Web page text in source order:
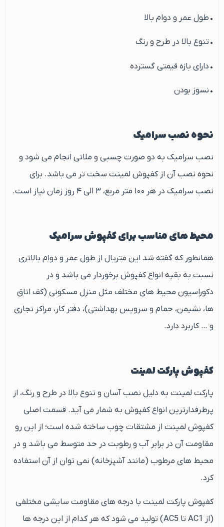
• طول عمر و دوام بالا
• تنوع بالا در طرح و رنگ
• دارای بازه قیمتی گسترده
• نسوز بودن
نحوه نصب سرامیک
نصب سرامیک به دو صورت چسبی و ملاتی انجام می شود و
نحوه نصب آن از کفپوش لمینت سخت تر می باشد. برای
نصب سرامیک در هر ۱۰۰ متر مربع، ۳ الی ۴ روز زمان نیاز است.
محیط های مناسب برای کفپوش سرامیک
همانطور که گفته شد این متریال از طول عمر و دوام بالاتری
نسبت به بقیه انواع کفپوش برخوردار می باشد و در
دکوراسیون محیط های مختلف مثل منزل مسکونی (کف اتاق
ها، نشیمن، حمام و سرویس بهداشتی)، دفتر کار، مراکز تجاری
و … کاربرد دارد.
کفپوش پارکت لمینت
پارکت لمینت به دلیل نصب آسان و تنوع بالا در طرح و رنگ، از
پرطرفدارترین انواع کفپوش به شمار می آید. قسمت اصلی
کفپوش لمینت از مشتقات چوب ساخته شده است؛ از این رو
مقاومت آن در برابر آب و رطوبت در حد متوسط می باشد و در
محیط های مرطوب (مانند آشپزخانه) نمی توان از آن استفاده
کرد.
کفپوش پارکت لمینت با درجه های مقاومت سایشی مختلفی
(از AC1 تا AC5) تولید می شود که هر کدام از این درجه ها